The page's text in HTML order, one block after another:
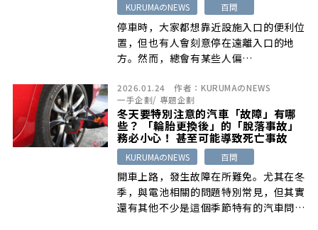
KURUMAのNEWS 百問
停車時，大家都想靠近設施入口的便利位
置，但也有人會刻意停在遠離入口的地
方。然而，總會有某些人偏…
2026.01.24 作者： KURUMAのNEWS
一手企劃/ 專題企劃
冬天要特別注意的汽車「故障」有哪
些？ 「輪胎更換後」的「脫落事故」
務必小心！ 甚至可能導致死亡事故
KURUMAのNEWS 百問
開車上路，發生故障在所難免。尤其在冬
季，與電池相關的問題特別常見，但其實
還有其他不少是這個季節特有的汽車問